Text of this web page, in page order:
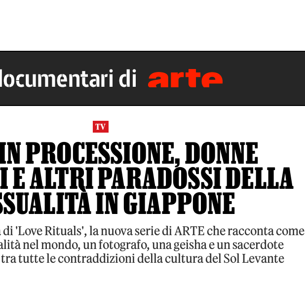
TV
PROCESSIONE, DONNE
E ALTRI PARADOSSI DELLA
IN GIAPPONE
'Love Rituals', la nuova serie di ARTE che racconta come
nel mondo, un fotografo, una geisha e un sacerdote
tutte le contraddizioni della cultura del Sol Levante